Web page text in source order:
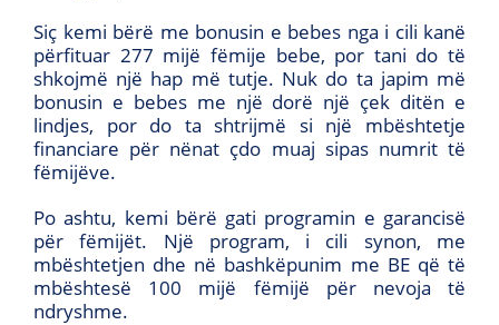
Siç kemi bërë me bonusin e bebes nga i cili kanë
përfituar 277 mijë fëmije bebe, por tani do të
shkojmë një hap më tutje. Nuk do ta japim më
bonusin e bebes me një dorë një çek ditën e
lindjes, por do ta shtrijmë si një mbështetje
financiare për nënat çdo muaj sipas numrit të
fëmijëve.
Po ashtu, kemi bërë gati programin e garancisë
për fëmijët. Një program, i cili synon, me
mbështetjen dhe në bashkëpunim me BE që të
mbështesë 100 mijë fëmijë për nevoja të
ndryshme.